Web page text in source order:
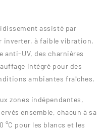
assisté par
inverter, à faible vibration,
anti-UV, des charnières
intégré pour des
ambiantes fraîches.
zones indépendantes,
ensemble, chacun à sa
°C pour les blancs et les